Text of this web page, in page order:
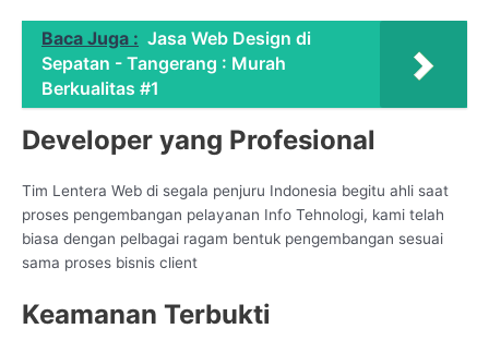
Baca Juga : Jasa Web Design di
Sepatan - Tangerang : Murah
Berkualitas #1
Developer yang Profesional
Tim Lentera Web di segala penjuru Indonesia begitu ahli saat
proses pengembangan pelayanan Info Tehnologi, kami telah
biasa dengan pelbagai ragam bentuk pengembangan sesuai
sama proses bisnis client
Keamanan Terbukti